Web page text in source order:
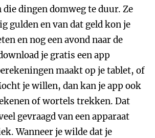
dingen domweg te duur. Ze
gulden en van dat geld kon je
en nog een avond naar de
je gratis een app
maakt op je tablet, of
je willen, dan kan je app ook
of wortels trekken. Dat
gevraagd van een apparaat
Wanneer je wilde dat je